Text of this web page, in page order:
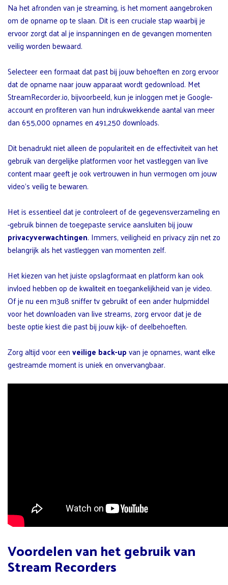
Na het afronden van je streaming, is het moment aangebroken
om de opname op te slaan. Dit is een cruciale stap waarbij je
ervoor zorgt dat al je inspanningen en de gevangen momenten
veilig worden bewaard.
Selecteer een formaat dat past bij jouw behoeften en zorg ervoor
dat de opname naar jouw apparaat wordt gedownload. Met
StreamRecorder.io, bijvoorbeeld, kun je inloggen met je Google-
account en profiteren van hun indrukwekkende aantal van meer
dan 655,000 opnames en 491,250 downloads.
Dit benadrukt niet alleen de populariteit en de effectiviteit van het
gebruik van dergelijke platformen voor het vastleggen van live
content maar geeft je ook vertrouwen in hun vermogen om jouw
video’s veilig te bewaren.
Het is essentieel dat je controleert of de gegevensverzameling en
-gebruik binnen de toegepaste service aansluiten bij jouw
privacyverwachtingen. Immers, veiligheid en privacy zijn net zo
belangrijk als het vastleggen van momenten zelf.
Het kiezen van het juiste opslagformaat en platform kan ook
invloed hebben op de kwaliteit en toegankelijkheid van je video.
Of je nu een m3u8 sniffer tv gebruikt of een ander hulpmiddel
voor het downloaden van live streams, zorg ervoor dat je de
beste optie kiest die past bij jouw kijk- of deelbehoeften.
Zorg altijd voor eenveilige back-upvan je opnames, want elke
gestreamde moment is uniek en onvervangbaar.
Voordelen van het gebruik van
Stream Recorders